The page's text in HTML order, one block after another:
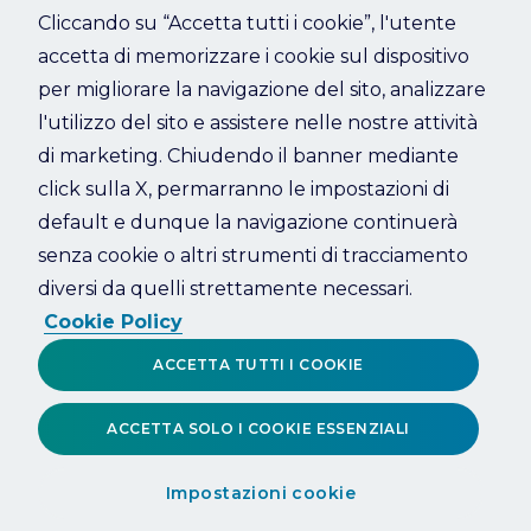
Refresh
Cliccando su “Accetta tutti i cookie”, l'utente
accetta di memorizzare i cookie sul dispositivo
per migliorare la navigazione del sito, analizzare
l'utilizzo del sito e assistere nelle nostre attività
di marketing. Chiudendo il banner mediante
click sulla X, permarranno le impostazioni di
default e dunque la navigazione continuerà
senza cookie o altri strumenti di tracciamento
diversi da quelli strettamente necessari.
Cookie Policy
Impostazioni cookie
ACCETTA SOLO I COOKIE ESSENZIALI
ACCETTA TUTTI I COOKIE